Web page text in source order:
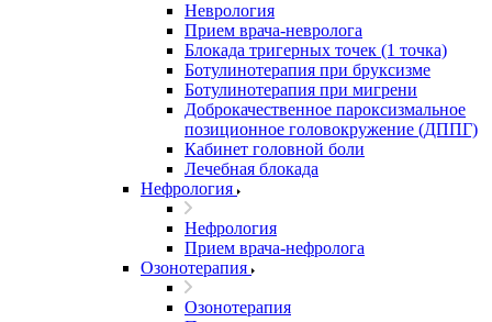
Неврология
Прием врача-невролога
Блокада тригерных точек (1 точка)
Ботулинотерапия при бруксизме
Ботулинотерапия при мигрени
Доброкачественное пароксизмальное
позиционное головокружение (ДППГ)
Кабинет головной боли
Лечебная блокада
Нефрология
Нефрология
Прием врача-нефролога
Озонотерапия
Озонотерапия